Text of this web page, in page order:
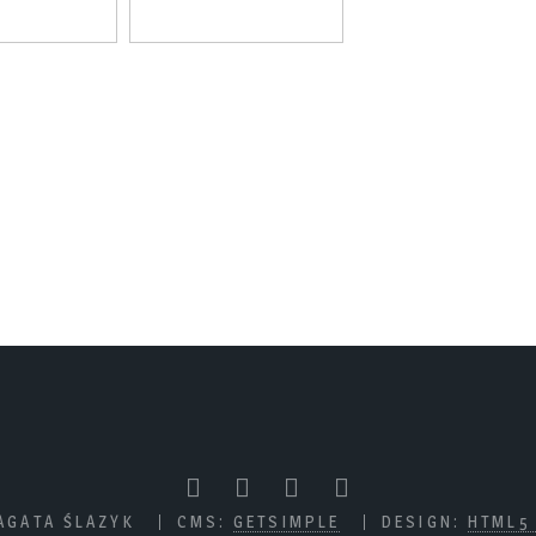
ŚLAZYK CMS:GETSIMPLE DESIGN:HTML5